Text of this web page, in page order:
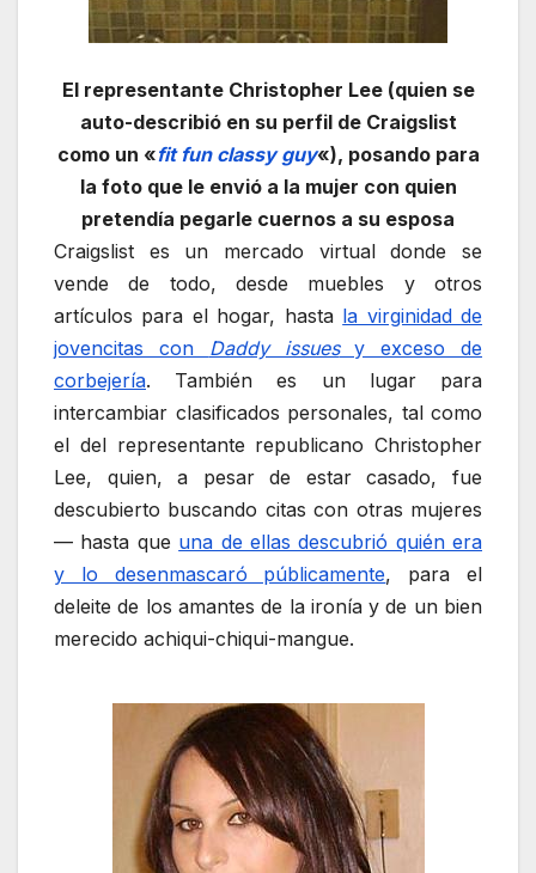
El representante Christopher Lee (quien se
auto-describió en su perfil de Craigslist
como un «fit fun classy guy«), posando para
la foto que le envió a la mujer con quien
pretendía pegarle cuernos a su esposa
Craigslist es un mercado virtual donde se
vende de todo, desde muebles y otros
artículos para el hogar, hasta la virginidad de
jovencitas con Daddy issuesy exceso de
corbejería. También es un lugar para
intercambiar clasificados personales, tal como
el del representante republicano Christopher
Lee, quien, a pesar de estar casado, fue
descubierto buscando citas con otras mujeres
— hasta que una de ellas descubrió quién era
y lo desenmascaró públicamente, para el
deleite de los amantes de la ironía y de un bien
merecido achiqui-chiqui-mangue.